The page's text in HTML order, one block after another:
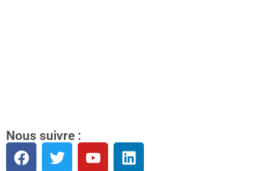
Nous suivre :